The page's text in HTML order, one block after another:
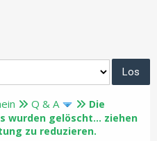
Q & A
Die
wurden gelöscht... ziehen
zu reduzieren.